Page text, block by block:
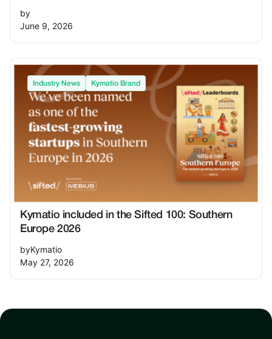
by
June 9, 2026
Industry News Kymatio Brand
Kymatio included in the Sifted 100: Southern
Europe 2026
byKymatio
May 27, 2026